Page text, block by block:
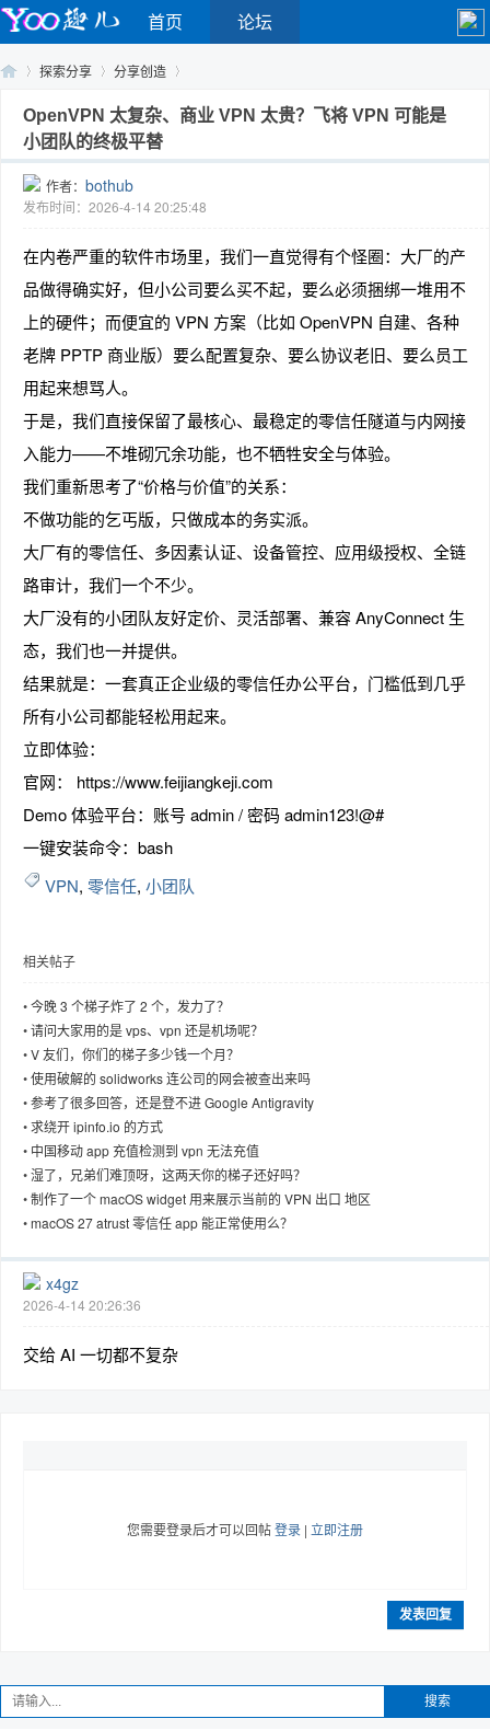
首页 论坛
Yo›
探索分享
›
分享创造
›
OpenVPN 太复杂、商业 VPN 太贵？飞将 VPN 可能是
小团队的终极平替
作者： bothub
发布时间：2026-4-14 20:25:48
在内卷严重的软件市场里，我们一直觉得有个怪圈：大厂的产
品做得确实好，但小公司要么买不起，要么必须捆绑一堆用不
上的硬件；而便宜的 VPN 方案（比如 OpenVPN 自建、各种
老牌 PPTP 商业版）要么配置复杂、要么协议老旧、要么员工
用起来想骂人。
于是，我们直接保留了最核心、最稳定的零信任隧道与内网接
入能力——不堆砌冗余功能，也不牺牲安全与体验。
我们重新思考了“价格与价值”的关系：
不做功能的乞丐版，只做成本的务实派。
大厂有的零信任、多因素认证、设备管控、应用级授权、全链
路审计，我们一个不少。
大厂没有的小团队友好定价、灵活部署、兼容 AnyConnect 生
态，我们也一并提供。
结果就是：一套真正企业级的零信任办公平台，门槛低到几乎
所有小公司都能轻松用起来。
立即体验：
官网： https://www.feijiangkeji.com
Demo 体验平台：账号 admin / 密码 admin123!@#
一键安装命令：bash
VPN, 零信任, 小团队
相关帖子
•今晚 3 个梯子炸了 2 个，发力了？
•请问大家用的是 vps、vpn 还是机场呢？
•V 友们，你们的梯子多少钱一个月？
•使用破解的 solidworks 连公司的网会被查出来吗
•参考了很多回答，还是登不进 Google Antigravity
•求绕开 ipinfo.io 的方式
• 中国移动 app 充值检测到 vpn 无法充值
•湿了，兄弟们难顶呀，这两天你的梯子还好吗？
•制作了一个 macOS widget 用来展示当前的 VPN 出口 地区
•macOS 27 atrust 零信任 app 能正常使用么？
x4gz
2026-4-14 20:26:36
交给 AI 一切都不复杂
您需要登录后才可以回帖登录 | 立即注册
发表回复
搜索